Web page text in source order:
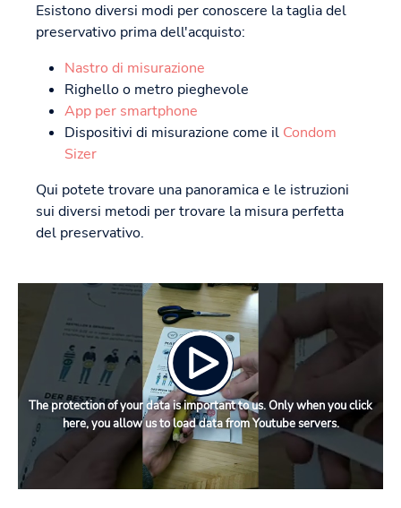
Esistono diversi modi per conoscere la taglia del
preservativo prima dell'acquisto:
Nastro di misurazione
Righello o metro pieghevole
App per smartphone
Dispositivi di misurazione come il Condom
Sizer
Qui potete trovare una panoramica e le istruzioni
sui diversi metodi per trovare la misura perfetta
del preservativo.
The protection of your data is important to us. Only when you click
here, you allow us to load data from Youtube servers.